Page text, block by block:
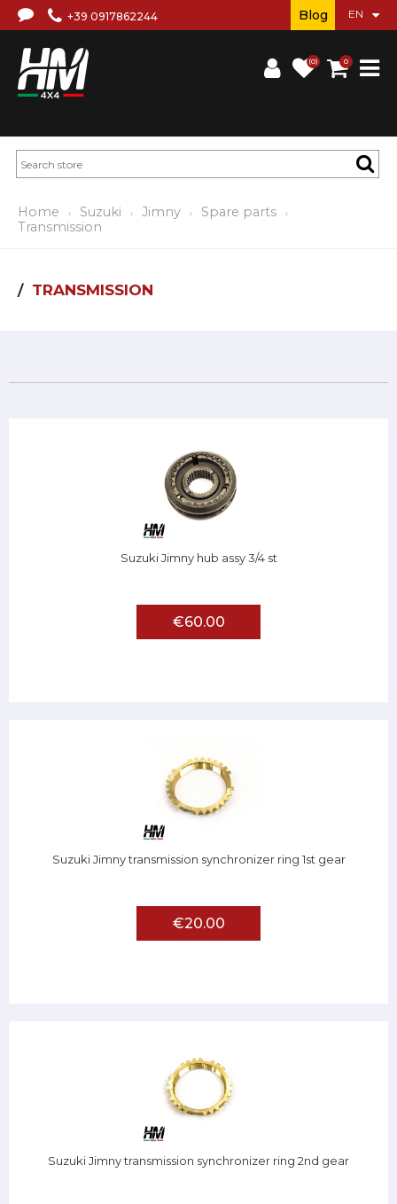
+39 0917862244
(0) 0
Blog
Home Suzuki Jimny
Spare parts
Transmission
TRANSMISSION
Suzuki Jimny hub assy 3/4 st
€60.00
Suzuki Jimny transmission synchronizer ring 1st gear
€20.00
Suzuki Jimny transmission synchronizer ring 2nd gear